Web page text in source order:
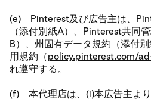
(e) Pinterest及び広告主は、
（添付別紙A）、Pinterest共同
B）、州固有データ規約（添付
用規約（policy.pinterest.com/
れ遵守する。
(f) 本代理店は、(i)本広告主よ